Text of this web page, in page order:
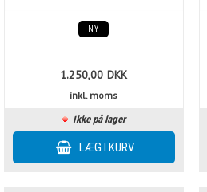
NY
1.250,00 DKK
inkl. moms
Ikke på lager